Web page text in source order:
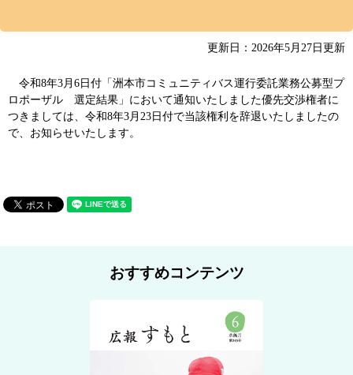
更新日：2026年5月27日更新
令和8年3月6日付「洲本市コミュニティバス運行委託業務公募型プ
ロポーザル 選定結果」において通知いたしました優先交渉権者に
つきましては、令和8年3月23日付で当該権利を辞退いたしましたの
で、お知らせいたします。
おすすめコンテンツ